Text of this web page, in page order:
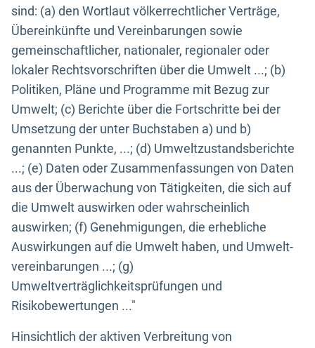
sind: (a) den Wortlaut völkerrechtlicher Verträge,
Übereinkünfte und Vereinbarungen sowie
gemeinschaftlicher, nationaler, regionaler oder
lokaler Rechtsvorschriften über die Umwelt ...; (b)
Politiken, Pläne und Programme mit Bezug zur
Umwelt; (c) Berichte über die Fortschritte bei der
Umsetzung der unter Buchstaben a) und b)
genannten Punkte, ...; (d) Umweltzustandsberichte
...; (e) Daten oder Zusammenfassungen von Daten
aus der Überwachung von Tätigkeiten, die sich auf
die Umwelt auswirken oder wahrscheinlich
auswirken; (f) Genehmigungen, die erhebliche
Auswirkungen auf die Umwelt haben, und Umwelt-
vereinbarungen ...; (g)
Umweltverträglichkeitsprüfungen und
Risikobewertungen ..."
Hinsichtlich der aktiven Verbreitung von